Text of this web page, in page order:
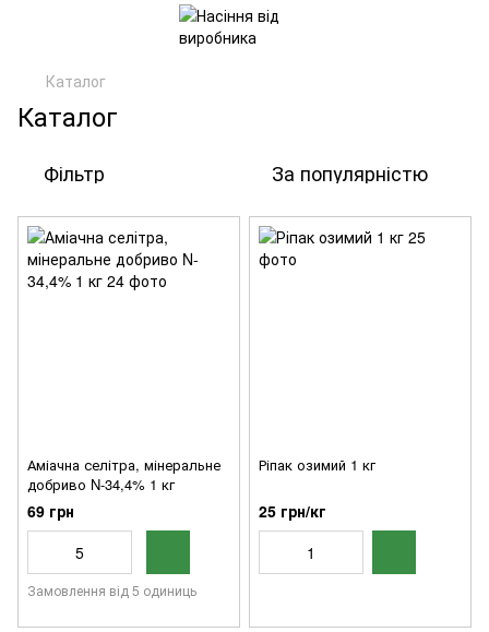
Каталог
Каталог
Фільтр За популярністю
Аміачна селітра, мінеральне
добриво N-34,4% 1 кг
69 грн
Замовлення від 5 одиниць
Ріпак озимий 1 кг
25 грн/кг